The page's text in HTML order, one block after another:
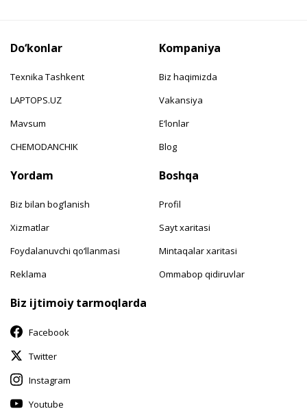
Do‘konlar
Texnika Tashkent
LAPTOPS.UZ
Mavsum
CHEMODANCHIK
Kompaniya
Biz haqimizda
Vakansiya
E‘lonlar
Blog
Yordam
Biz bilan bog‘lanish
Xizmatlar
Foydalanuvchi qo‘llanmasi
Reklama
Boshqa
Profil
Sayt xaritasi
Mintaqalar xaritasi
Ommabop qidiruvlar
Biz ijtimoiy tarmoqlarda
Facebook
Twitter
Instagram
Youtube